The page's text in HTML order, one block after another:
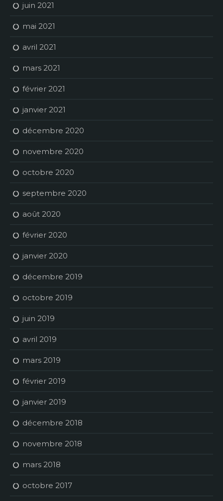
juin 2021
mai 2021
avril 2021
mars 2021
février 2021
janvier 2021
décembre 2020
novembre 2020
octobre 2020
septembre 2020
août 2020
février 2020
janvier 2020
décembre 2019
octobre 2019
juin 2019
avril 2019
mars 2019
février 2019
janvier 2019
décembre 2018
novembre 2018
mars 2018
octobre 2017